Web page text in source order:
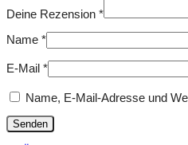
Deine Rezension *
Name *
E-Mail *
Name, E-Mail-Adresse und